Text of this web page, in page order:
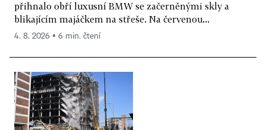
přihnalo obří luxusní BMW se začerněnými skly a
blikajícím majáčkem na střeše. Na červenou...
4. 8. 2026 ▪ 6 min. čtení